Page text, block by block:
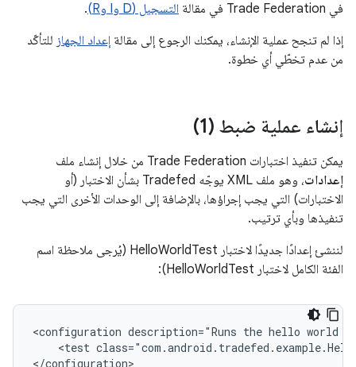
في Trade Federation في مقالة
التسجيل (D وI وR)
.
إذا لم تنجح عملية الإنشاء، يمكنك الرجوع إلى مقالة إعداد الجهاز للتأكّد
من عدم تخطّي أي خطوة.
إنشاء عملية ضبط (1)
يمكن تنفيذ اختبارات Trade Federation من خلال إنشاء ملف
إعدادات
، وهو ملف XML يوجّه Tradefed بشأن الاختبار (أو
الاختبارات) التي يجب إجراؤها، بالإضافة إلى الوحدات الأخرى التي يجب
تنفيذها وبأي ترتيب.
لننشئ إعدادًا جديدًا لاختبار HelloWorldTest (يُرجى ملاحظة اسم
الفئة الكامل لاختبار HelloWorldTest):
<configuration description="Runs the hello world
<test
</configuration>